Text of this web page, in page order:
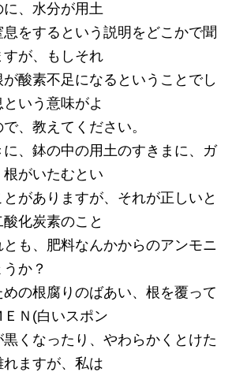
、水分が用土
をするという説明をどこかで聞
が、もしそれ
酸素不足になるということでし
いう意味がよ
、教えてください。
、鉢の中の用土のすきまに、ガ
がいたむとい
がありますが、それが正しいと
化炭素のこと
も、肥料なんかからのアンモニ
か？
の根腐りのばあい、根を覆って
Ｎ(白いスポン
くなったり、やわらかくとけた
れますが、私は